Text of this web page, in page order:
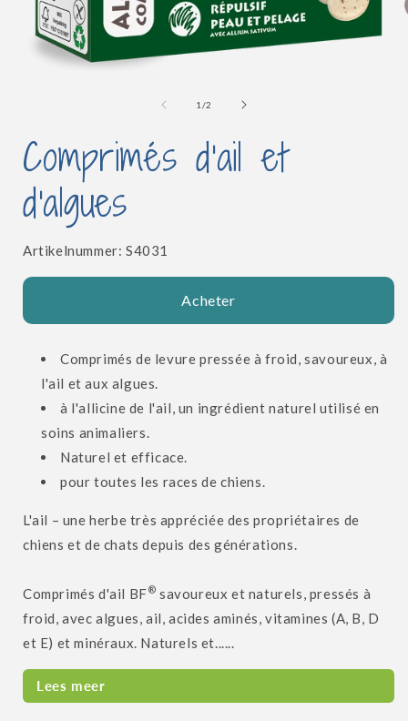
une
fenêtre
modale
1 /de
2
Comprimés d'ail et
d'algues
Artikelnummer: SKU:
S4031
Acheter
Comprimés de levure pressée à froid, savoureux, à
l'ail et aux algues.
à l'allicine de l'ail, un ingrédient naturel utilisé en
soins animaliers.
Naturel et efficace.
pour toutes les races de chiens.
L'ail – une herbe très appréciée des propriétaires de
chiens et de chats depuis des générations.
Comprimés d'ail BF® savoureux et naturels, pressés à
froid, avec algues, ail, acides aminés, vitamines (A, B, D
et E) et minéraux. Naturels et......
Lees meer